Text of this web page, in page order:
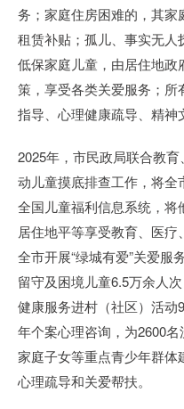
务；家庭住房困难的，其
租赁补贴；孤儿、事实无人
低保家庭儿童，由居住地
策，享受各类关爱服务；
指导、心理健康疏导、精神
2025年，市民政局联合教
动儿童摸底排查工作，将全
全国儿童福利信息系统，
居住地平等享受教育、医疗
全市开展“绿城有爱”关爱服
留守及困境儿童6.5万余人
健康服务进村（社区）活动
年个案心理咨询，为2600
家庭子女等重点青少年群
心理疏导和关爱帮扶。